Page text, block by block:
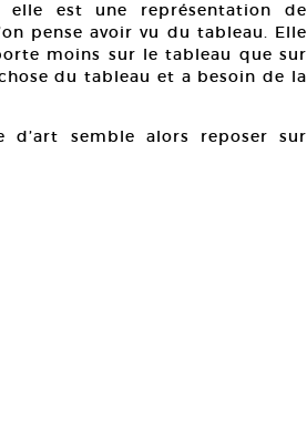
est une représentation de
pense avoir vu du tableau. Elle
moins sur le tableau que sur
du tableau et a besoin de la
d’art semble alors reposer sur